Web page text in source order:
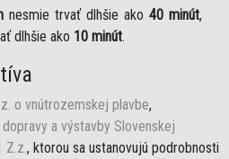
nesmie trvať dlhšie ako 40 minút,
dlhšie ako 10 minút.
o vnútrozemskej plavbe,
a výstavby Slovenskej
Z.z., ktorou sa ustanovujú podrobnosti